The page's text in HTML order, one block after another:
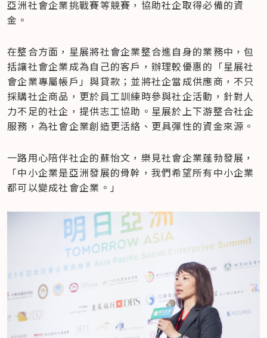
亞洲社會企業挑戰賽等競賽，協助社企取得必備的資
金。
在整合方面，星展將社會企業整合進自身的業務中，包
括讓社會企業成為自己的客戶，辦理較優惠的「星展社
會企業專屬帳戶」與貸款；並將社企當成供應商，不只
採購社企商品，更於員工訓練時參與社企活動，針對人
力不足的社企，提供志工協助。星展於上下游整合社企
服務，為社會企業創造更活絡、更具彈性的資金來源。
一路用心陪伴社企的蘇怡文，樂見社會企業蓬勃發展，
「中小企業是亞洲發展的骨幹，我們希望所有中小企業
都可以變成社會企業。」